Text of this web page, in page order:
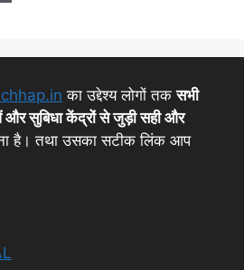
का उद्देश्य लोगों तकसभी
सुबिधा केंद्रों से जुड़ी सही और
है। तथा उसका सटीक लिंक आप